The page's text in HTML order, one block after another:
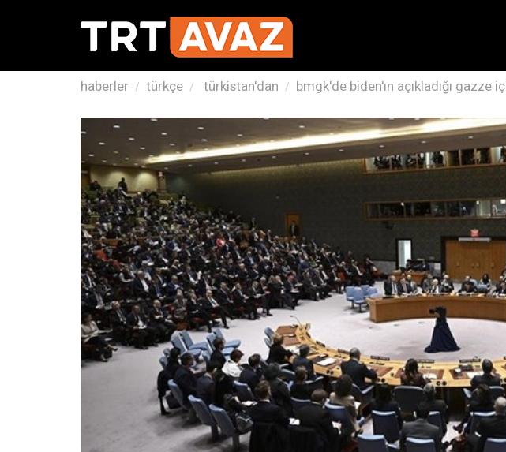
haberler türkçe türkistan'dan bmgk'de biden'ın açıkladığı